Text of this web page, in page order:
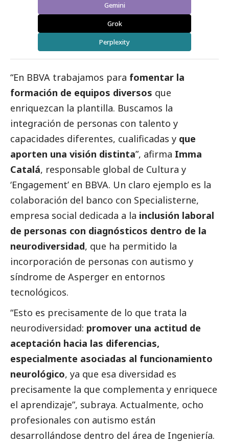
Gemini
Grok
Perplexity
“En BBVA trabajamos para fomentar la
formación de equipos diversos que
enriquezcan la plantilla. Buscamos la
integración de personas con talento y
capacidades diferentes, cualificadas y que
aporten una visión distinta”, afirma Imma
Catalá, responsable global de Cultura y
‘Engagement’ en BBVA. Un claro ejemplo es la
colaboración del banco con Specialisterne,
empresa social dedicada a la inclusión laboral
de personas con diagnósticos dentro de la
neurodiversidad, que ha permitido la
incorporación de personas con autismo y
síndrome de Asperger en entornos
tecnológicos.
“Esto es precisamente de lo que trata la
neurodiversidad: promover una actitud de
aceptación hacia las diferencias,
especialmente asociadas al funcionamiento
neurológico, ya que esa diversidad es
precisamente la que complementa y enriquece
el aprendizaje”, subraya. Actualmente, ocho
profesionales con autismo están
desarrollándose dentro del área de Ingeniería.